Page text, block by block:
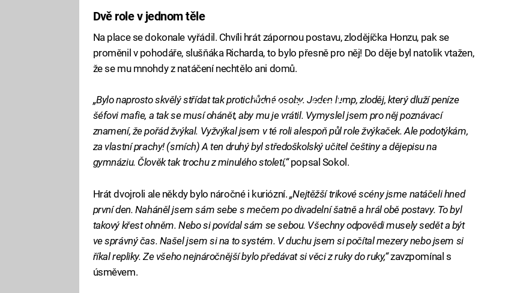
Dvě role v jednom těle
Na place se dokonale vyřádil. Chvíli hrát zápornou postavu, zlodějíčka Honzu, pak se
proměnil v pohodáře, slušňáka Richarda, to bylo přesně pro něj! Do děje byl natolik vtažen,
že se mu mnohdy z natáčení nechtělo ani domů.
Failed to fetch
„Bylo naprosto skvělý střídat tak protichůdné osoby. Jeden lump, zloděj, který dluží peníze
šéfovi mafie, a tak se musí ohánět, aby mu je vrátil. Vymyslel jsem pro něj poznávací
znamení, že pořád žvýkal. Vyžvýkal jsem v té roli alespoň půl role žvýkaček. Ale podotýkám,
za vlastní prachy! (smích) A ten druhý byl středoškolský učitel češtiny a dějepisu na
gymnáziu. Člověk tak trochu z minulého století,“popsal Sokol.
Hrát dvojroli ale někdy bylo náročné i kuriózní. „Nejtěžší trikové scény jsme natáčeli hned
první den. Naháněl jsem sám sebe s mečem po divadelní šatně a hrál obě postavy. To byl
takový křest ohněm. Nebo si povídal sám se sebou. Všechny odpovědi musely sedět a být
ve správný čas. Našel jsem si na to systém. V duchu jsem si počítal mezery nebo jsem si
říkal repliky. Ze všeho nejnáročnější bylo předávat si věci z ruky do ruky,“zavzpomínal s
úsměvem.